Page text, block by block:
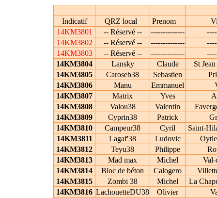
Indicatif QRZ local Prenom
14KM3801
-- Réservé -- --------------
14KM3802
-- Réservé -- --------------
14KM3803
-- Réservé -- --------------
14KM3804
Lansky Claude
St
14KM3805
Caroseb38 Sebastien
14KM3806
Manu Emmanuel
14KM3807
Matrix Yves
14KM3808
Valou38 Valentin
14KM3809
Cyprin38 Patrick
14KM3810
Campeur38 Cyril
Saint-
14KM3811
Lagaf'38 Ludovic
14KM3812
Teyu38 Philippe
14KM3813
Mad max Michel
14KM3814
Bloc de béton Calogero
14KM3815
Zombi 38 Michel
La
14KM3816 LachouetteDU38 Olivier